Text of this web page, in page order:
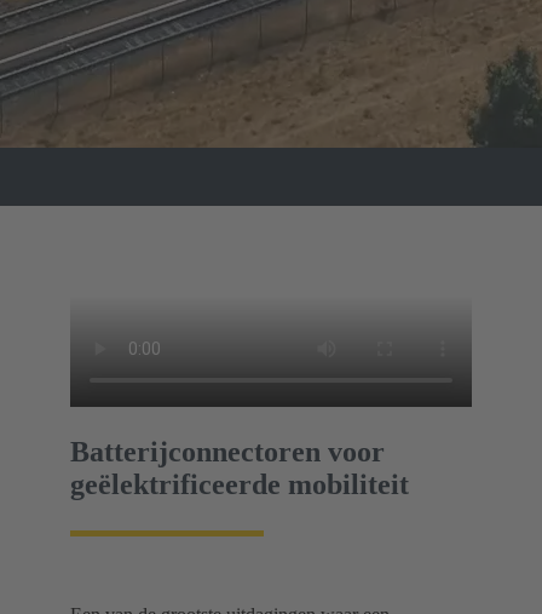
Batterijconnectoren voor
geëlektrificeerde mobiliteit